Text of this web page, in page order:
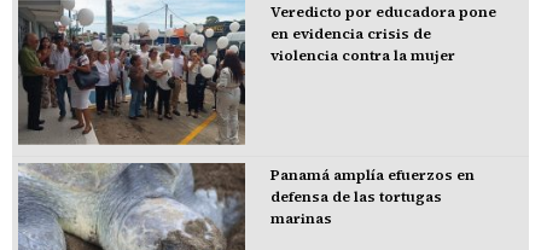
Veredicto por educadora pone
en evidencia crisis de
violencia contra la mujer
Panamá amplía efuerzos en
defensa de las tortugas
marinas